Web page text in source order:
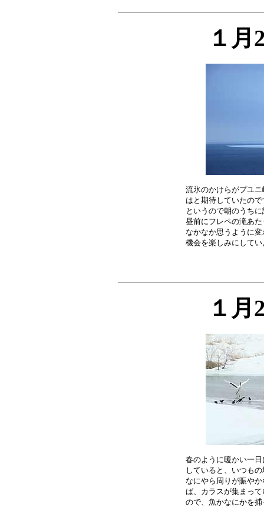
１月
流氷のかけらがプユ
はと期待していたの
というので朝のうち
昼前にフレペの滝あ
なかなか思うように
１月
春のように暖かい一
していると、いつも
なにやら周りが賑や
ば、カラスが集まっ
ので、魚かなにかを